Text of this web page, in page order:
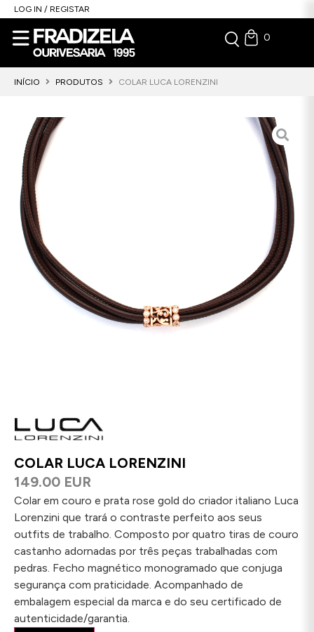
LOG IN / REGISTAR
0
INÍCIO PRODUTOS COLAR LUCA LORENZINI
COLAR LUCA LORENZINI
149.00 EUR
Colar em couro e prata rose gold do criador italiano Luca
Lorenzini que trará o contraste perfeito aos seus
outfits de trabalho. Composto por quatro tiras de couro
castanho adornadas por três peças trabalhadas com
pedras. Fecho magnético monogramado que conjuga
segurança com praticidade. Acompanhado de
embalagem especial da marca e do seu certificado de
autenticidade/garantia.